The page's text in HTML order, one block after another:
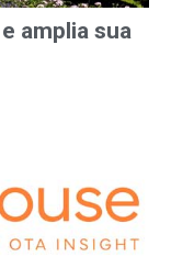
amplia sua